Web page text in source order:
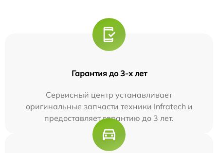
Гарантия до 3-х лет
Сервисный центр устанавливает
оригинальные запчасти техники Infratech и
предоставляет гарантию до 3 лет.